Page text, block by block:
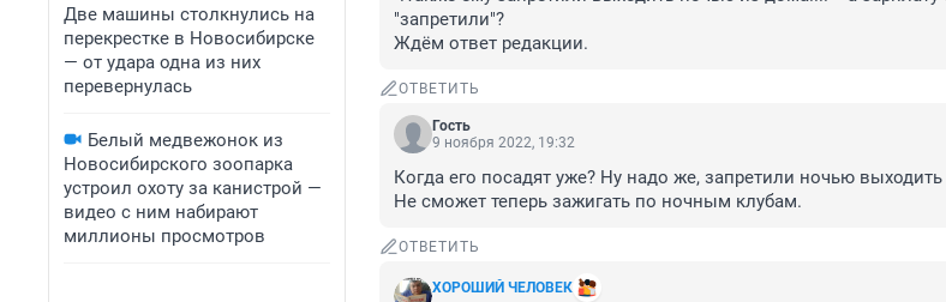
Две машины столкнулись на
перекрестке в Новосибирске
— от удара одна из них
перевернулась
Белый медвежонок из
Новосибирского зоопарка
устроил охоту за канистрой —
видео с ним набирают
миллионы просмотров
"запретили"?
Ждём ответ редакции.
ОТВЕТИТЬ
Гость
9 ноября 2022, 19:32
Когда его посадят уже? Ну надо же, запретили ночью
Не сможет теперь зажигать по ночным клубам.
ОТВЕТИТЬ
ХОРОШИЙ ЧЕЛОВЕК